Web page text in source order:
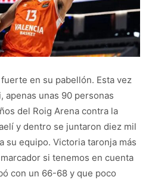
en su pabellón. Esta vez
apenas unas 90 personas
del Roig Arena contra la
y dentro se juntaron diez mil
su equipo. Victoria taronja más
si tenemos en cuenta
con un 66-68 y que poco